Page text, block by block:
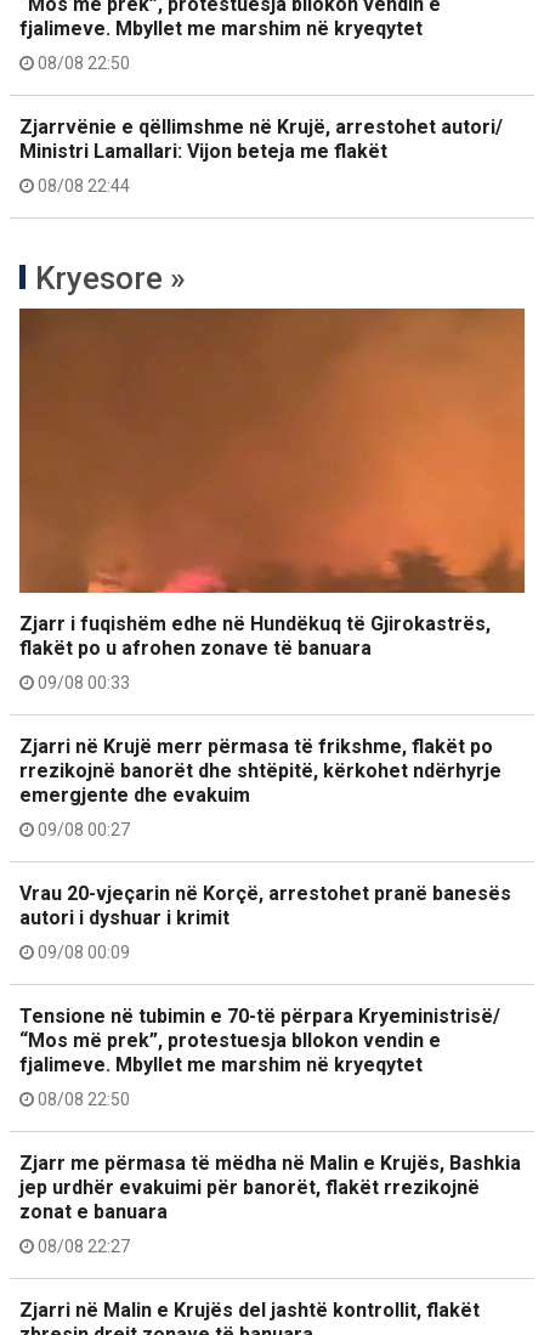
fjalimeve. Mbyllet me marshim në kryeqytet
08/08 22:50
Zjarrvënie e qëllimshme në Krujë, arrestohet autori/
Ministri Lamallari: Vijon beteja me flakët
08/08 22:44
Kryesore »
Zjarr i fuqishëm edhe në Hundëkuq të Gjirokastrës,
flakët po u afrohen zonave të banuara
09/08 00:33
Zjarri në Krujë merr përmasa të frikshme, flakët po
rrezikojnë banorët dhe shtëpitë, kërkohet ndërhyrje
emergjente dhe evakuim
09/08 00:27
Vrau 20-vjeçarin në Korçë, arrestohet pranë banesës
autori i dyshuar i krimit
09/08 00:09
Tensione në tubimin e 70-të përpara Kryeministrisë/
“Mos më prek”, protestuesja bllokon vendin e
fjalimeve. Mbyllet me marshim në kryeqytet
08/08 22:50
Zjarr me përmasa të mëdha në Malin e Krujës, Bashkia
jep urdhër evakuimi për banorët, flakët rrezikojnë
zonat e banuara
08/08 22:27
Zjarri në Malin e Krujës del jashtë kontrollit, flakët